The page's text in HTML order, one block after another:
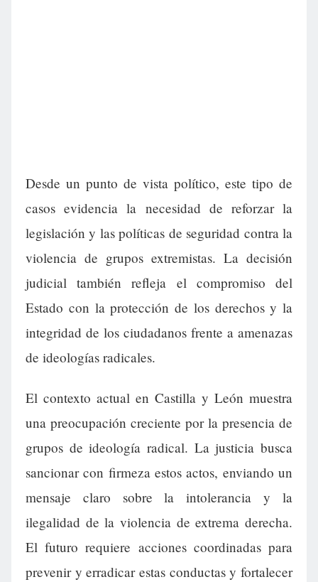
Desde un punto de vista político, este tipo de
casos evidencia la necesidad de reforzar la
legislación y las políticas de seguridad contra la
violencia de grupos extremistas. La decisión
judicial también refleja el compromiso del
Estado con la protección de los derechos y la
integridad de los ciudadanos frente a amenazas
de ideologías radicales.
El contexto actual en Castilla y León muestra
una preocupación creciente por la presencia de
grupos de ideología radical. La justicia busca
sancionar con firmeza estos actos, enviando un
mensaje claro sobre la intolerancia y la
ilegalidad de la violencia de extrema derecha.
El futuro requiere acciones coordinadas para
prevenir y erradicar estas conductas y fortalecer